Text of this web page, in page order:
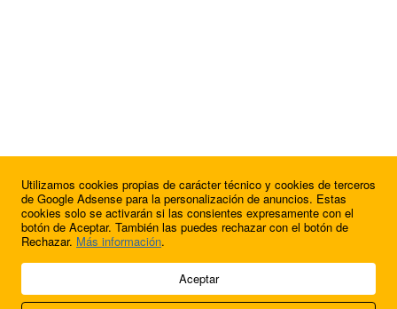
© 2009 - 2026 Soluciones Corporativas IP, SL.
Utilizamos cookies propias de carácter técnico y cookies de terceros
de Google Adsense para la personalización de anuncios. Estas
cookies solo se activarán si las consientes expresamente con el
botón de Aceptar. También las puedes rechazar con el botón de
Rechazar. Más información.
Aceptar